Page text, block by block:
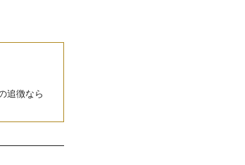
追徴なら